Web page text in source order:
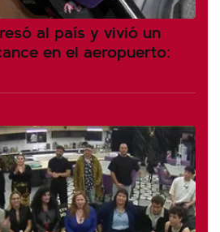
al país y vivió un
en el aeropuerto: